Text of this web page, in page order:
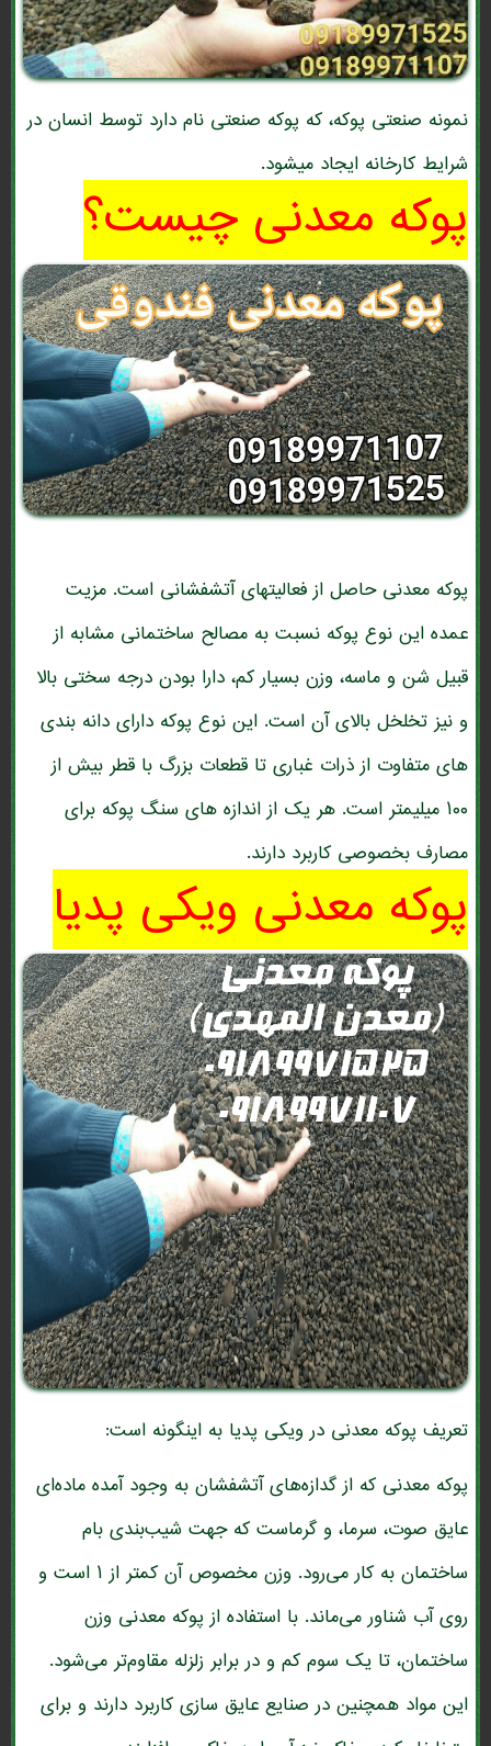
نمونه صنعتی پوکه، که پوکه صنعتی نام دارد توسط انسان در
شرایط کارخانه ایجاد میشود.
پوکه معدنی چیست؟
پوکه معدنی حاصل از فعالیتهای آتشفشانی است. مزیت
عمده این نوع پوکه نسبت به مصالح ساختمانی مشابه از
قبیل شن و ماسه، وزن بسیار کم، دارا بودن درجه سختی بالا
و نیز تخلخل بالای آن است. این نوع پوکه دارای دانه بندی
های متفاوت از ذرات غباری تا قطعات بزرگ با قطر بیش از
۱۰۰ میلیمتر است. هر یک از اندازه های سنگ پوکه برای
مصارف بخصوصی کاربرد دارند.
پوکه معدنی ویکی پدیا
تعریف پوکه معدنی در ویکی پدیا به اینگونه است:
پوکه معدنی که از گدازه‌های آتشفشان به وجود آمده ماده‌ای
عایق صوت، سرما، و گرماست که جهت شیب‌بندی بام
ساختمان به کار می‌رود. وزن مخصوص آن کمتر از ۱ است و
روی آب شناور می‌ماند. با استفاده از پوکه معدنی وزن
ساختمان، تا یک سوم کم و در برابر زلزله مقاوم‌تر می‌شود.
این مواد همچنین در صنایع عایق سازی کاربرد دارند و برای